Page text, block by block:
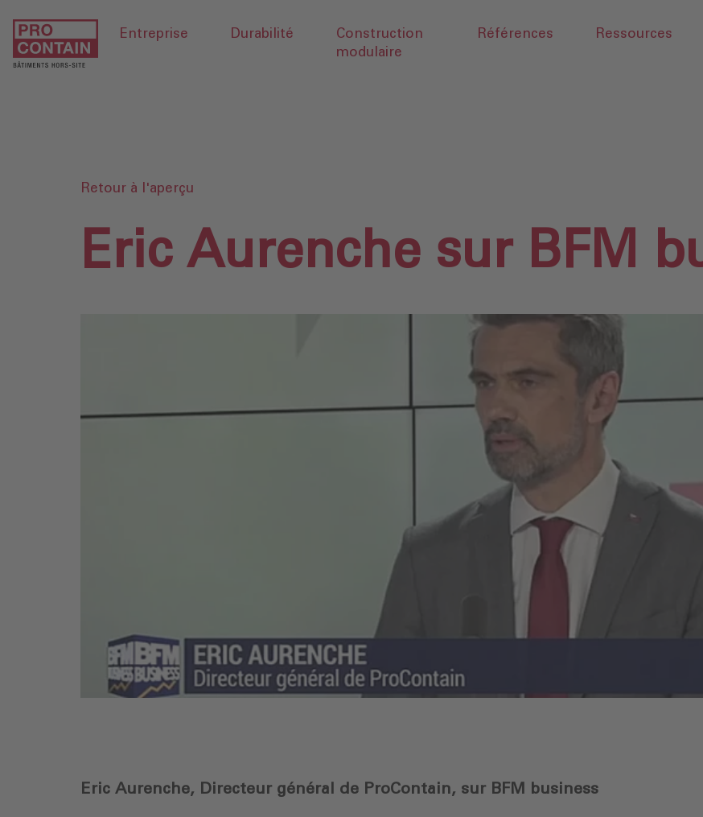
Entreprise Durabilité
Construction
modulaire
Références Ressources
Retour à l'aperçu
Eric Aurenche sur BFM
Eric Aurenche, Directeur général de ProContain, sur BFM business